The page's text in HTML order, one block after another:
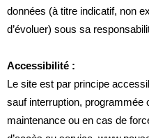
données (à titre indicatif, non
d’évoluer) sous sa
Accessibilité :
Le site est par principe
sauf interruption, programmée
maintenance ou en cas de